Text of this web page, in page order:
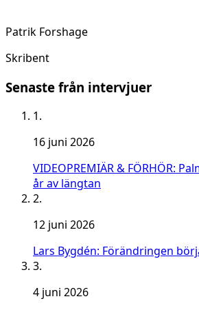
Patrik Forshage
Skribent
Senaste från intervjuer
1.
16 juni 2026
VIDEOPREMIÄR & FÖRHÖR:
år av längtan
2.
12 juni 2026
Lars Bygdén: Förändringen
3.
4 juni 2026